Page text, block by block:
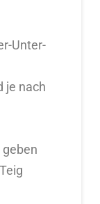
Unter-
je nach